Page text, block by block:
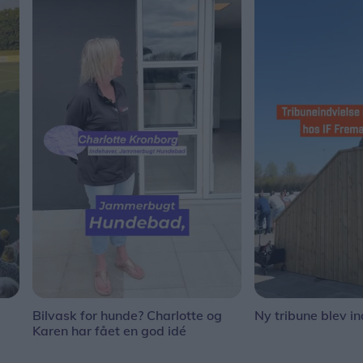
Bilvask for hunde? Charlotte og
Karen har fået en god idé
Ny tribune blev